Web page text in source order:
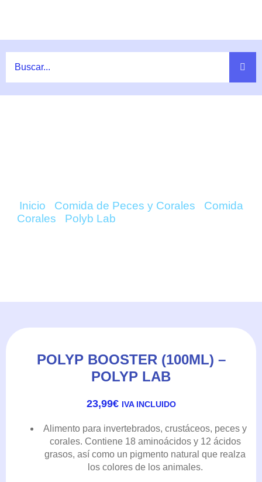
Inicio Comida de Peces y Corales
Comida
Corales
Polyb Lab
POLYP BOOSTER (100ML) –
POLYP LAB
23,99€ IVA INCLUIDO
Alimento para invertebrados, crustáceos, peces y
corales. Contiene 18 aminoácidos y 12 ácidos
grasos, así como un pigmento natural que realza
los colores de los animales.